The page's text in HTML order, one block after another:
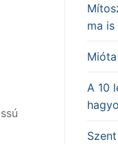
ma
A 10